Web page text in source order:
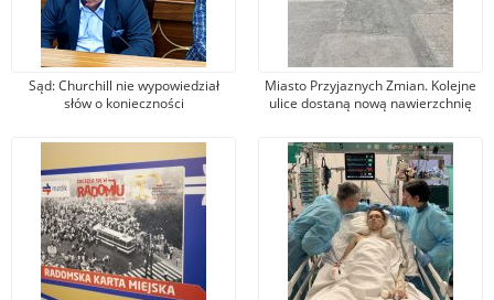
Sąd: Churchill nie wypowiedział
słów o konieczności
Nie zgadzam się z wyrokiem
Miasto Przyjaznych Zmian. Kolejne
ulice dostaną nową nawierzchnię